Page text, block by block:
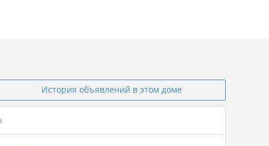
История объявлений в этом доме